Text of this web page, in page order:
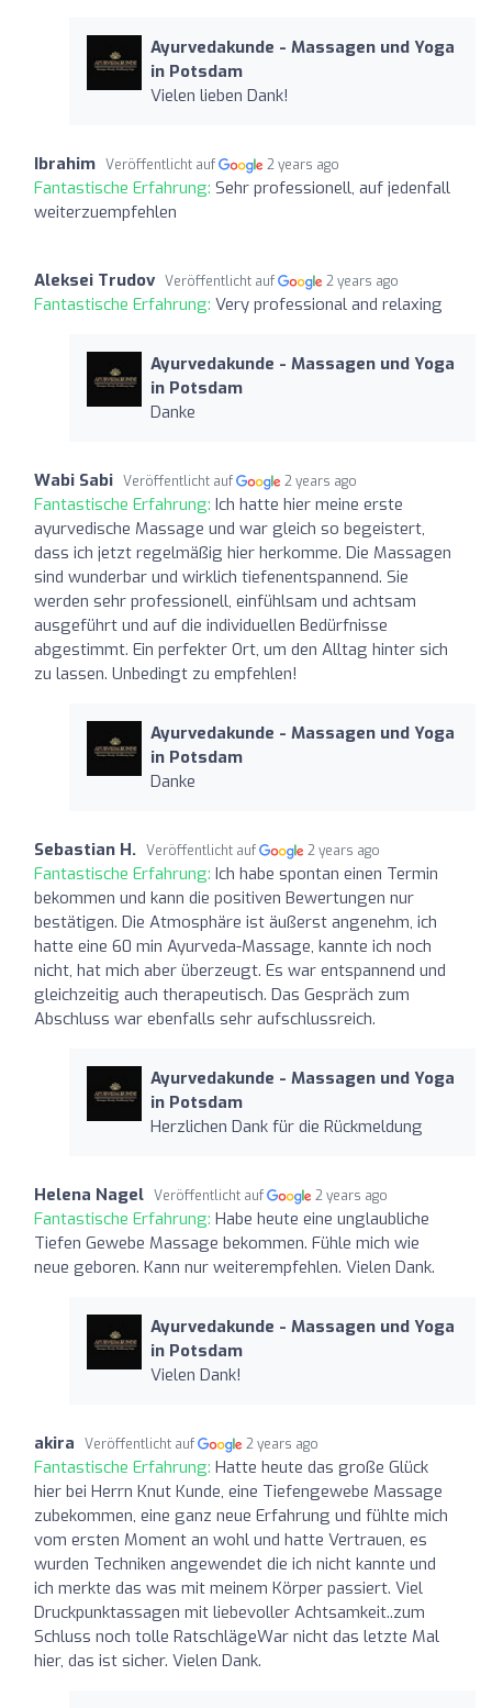
Ayurvedakunde - Massagen und Yoga
in Potsdam
Vielen lieben Dank!
Ibrahim Veröffentlicht auf 2 years ago
Fantastische Erfahrung: Sehr professionell, auf jedenfall
weiterzuempfehlen
Aleksei Trudov Veröffentlicht auf 2 years ago
Fantastische Erfahrung: Very professional and relaxing
Ayurvedakunde - Massagen und Yoga
in Potsdam
Danke
Wabi Sabi Veröffentlicht auf 2 years ago
Fantastische Erfahrung: Ich hatte hier meine erste
ayurvedische Massage und war gleich so begeistert,
dass ich jetzt regelmäßig hier herkomme. Die Massagen
sind wunderbar und wirklich tiefenentspannend. Sie
werden sehr professionell, einfühlsam und achtsam
ausgeführt und auf die individuellen Bedürfnisse
abgestimmt. Ein perfekter Ort, um den Alltag hinter sich
zu lassen. Unbedingt zu empfehlen!
Ayurvedakunde - Massagen und Yoga
in Potsdam
Danke
Sebastian H. Veröffentlicht auf 2 years ago
Fantastische Erfahrung: Ich habe spontan einen Termin
bekommen und kann die positiven Bewertungen nur
bestätigen. Die Atmosphäre ist äußerst angenehm, ich
hatte eine 60 min Ayurveda-Massage, kannte ich noch
nicht, hat mich aber überzeugt. Es war entspannend und
gleichzeitig auch therapeutisch. Das Gespräch zum
Abschluss war ebenfalls sehr aufschlussreich.
Ayurvedakunde - Massagen und Yoga
in Potsdam
Herzlichen Dank für die Rückmeldung
Helena Nagel Veröffentlicht auf 2 years ago
Fantastische Erfahrung: Habe heute eine unglaubliche
Tiefen Gewebe Massage bekommen. Fühle mich wie
neue geboren. Kann nur weiterempfehlen. Vielen Dank.
Ayurvedakunde - Massagen und Yoga
in Potsdam
Vielen Dank!
akira Veröffentlicht auf 2 years ago
Fantastische Erfahrung: Hatte heute das große Glück
hier bei Herrn Knut Kunde, eine Tiefengewebe Massage
zubekommen, eine ganz neue Erfahrung und fühlte mich
vom ersten Moment an wohl und hatte Vertrauen, es
wurden Techniken angewendet die ich nicht kannte und
ich merkte das was mit meinem Körper passiert. Viel
Druckpunktassagen mit liebevoller Achtsamkeit..zum
Schluss noch tolle RatschlägeWar nicht das letzte Mal
hier, das ist sicher. Vielen Dank.